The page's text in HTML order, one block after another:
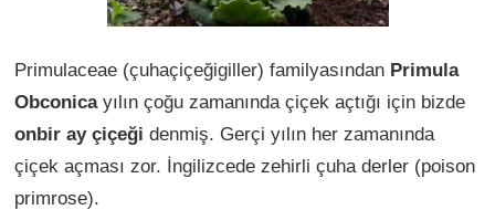
Primulaceae (çuhaçiçeğigiller) familyasından Primula
Obconicayılın çoğu zamanında çiçek açtığı için bizde
onbir ay çiçeği denmiş. Gerçi yılın her zamanında
çiçek açması zor. İngilizcede zehirli çuha derler (poison
primrose).